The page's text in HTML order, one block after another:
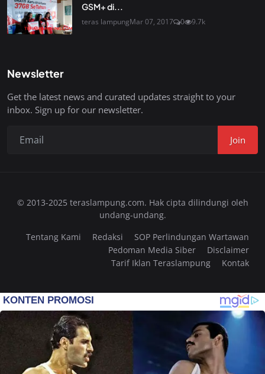
GSM+ di...
teras lampungMar 07, 2017 0 9.7k
Newsletter
Get the latest news and curated updates straight to your
inbox. Sign up for our newsletter.
Join
© 2013-2025 teraslampung.com. Hak cipta dilindungi oleh
undang-undang.
Tentang Kami
Redaksi
SOP Perlindungan Wartawan
Pedoman Media Siber
Disclaimer
Tarif Iklan Teraslampung
Kontak